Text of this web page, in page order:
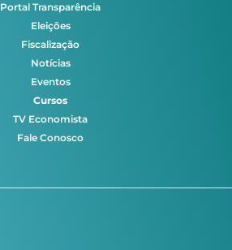
Portal Transparência
Eleições
Fiscalização
Notícias
Eventos
Cursos
TV Economista
Fale Conosco